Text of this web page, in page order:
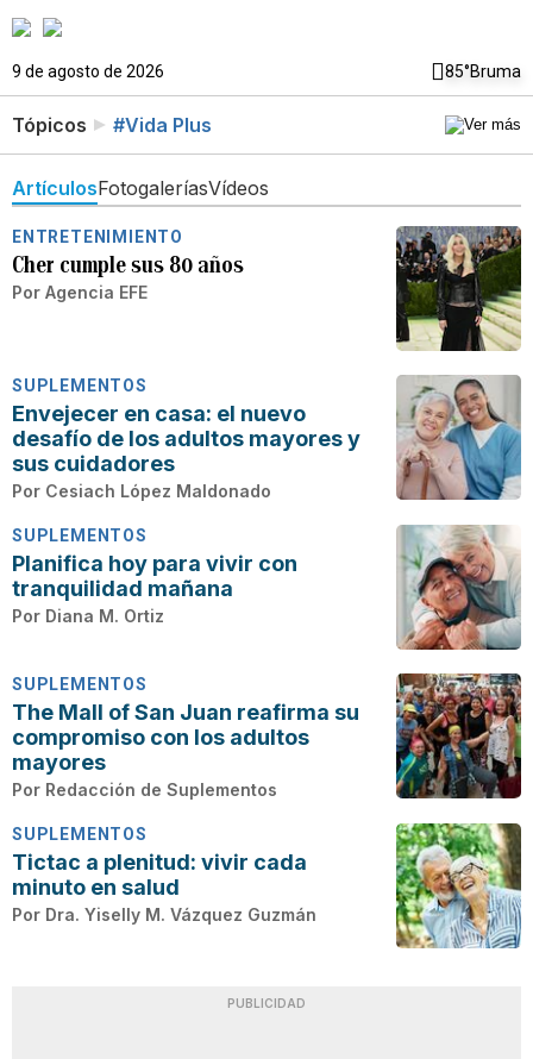
9 de agosto de 2026 85°Bruma
Tópicos #Vida Plus
ArtículosFotogaleríasVídeos
ENTRETENIMIENTO
Cher cumple sus 80 años
Por Agencia EFE
SUPLEMENTOS
Envejecer en casa: el nuevo
desafío de los adultos mayores y
sus cuidadores
Por Cesiach López Maldonado
SUPLEMENTOS
Planifica hoy para vivir con
tranquilidad mañana
Por Diana M. Ortiz
SUPLEMENTOS
The Mall of San Juan reafirma su
compromiso con los adultos
mayores
Por Redacción de Suplementos
SUPLEMENTOS
Tictac a plenitud: vivir cada
minuto en salud
Por Dra. Yiselly M. Vázquez Guzmán
PUBLICIDAD